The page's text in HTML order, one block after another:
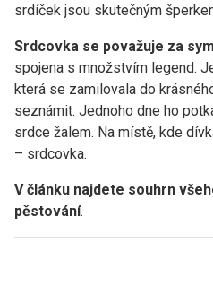
srdíček jsou skutečným
Srdcovka se považuje za
spojena s množstvím legend.
která se zamilovala do
seznámit. Jednoho dne ho
srdce žalem. Na místě, kde
– srdcovka.
V článku najdete souhrn
pěstování.